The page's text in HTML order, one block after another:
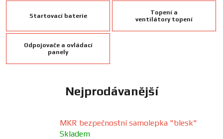
A
SERVIS
Startovací baterie
Topení a
ventilátory topení
Odpojovače a ovládací
panely
Nejprodávanější
MKR bezpečnostní samolepka "blesk"
Skladem